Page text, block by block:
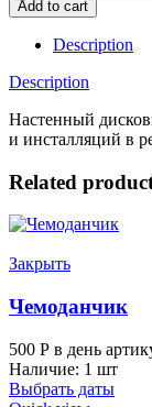
телефон
quantity
Add to cart
Description
Description
Настенный
и инсталляций в
Related
Закрыть
Чемоданчик
500 Р в день
Наличие: 1 шт
Выбрать даты